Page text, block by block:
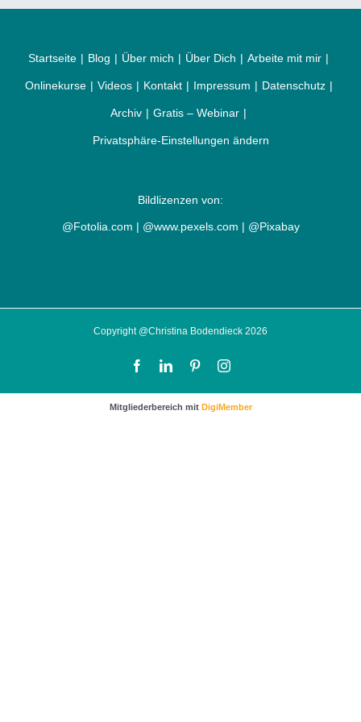
Startseite Blog Über mich Über Dich Arbeite mit mir
Onlinekurse Videos Kontakt Impressum Datenschutz
Archiv Gratis – Webinar
Privatsphäre-Einstellungen ändern
Bildlizenzen von:
@Fotolia.com | @www.pexels.com | @Pixabay
Copyright @Christina Bodendieck 2026
FacebookLinkedInPinterestInstagram
Mitgliederbereich mit DigiMember